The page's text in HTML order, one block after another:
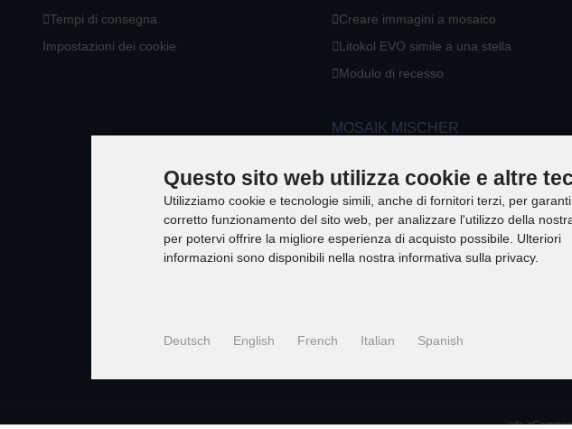
Tempi di consegna
Impostazioni dei cookie
Creare immagini a mosaico
Litokol EVO simile a una stella
Modulo di recesso
MOSAIK MISCHER
ialla
Questo sito web utilizza cookie e altre
Utilizziamo cookie e tecnologie simili, anche di fornitori terzi, per
corretto funzionamento del sito web, per analizzare l'utilizzo della
per potervi offrire la migliore esperienza di acquisto possibile. Ulteriori
informazioni sono disponibili nella nostra informativa sulla privacy.
Deutsch English French Italian Spanish